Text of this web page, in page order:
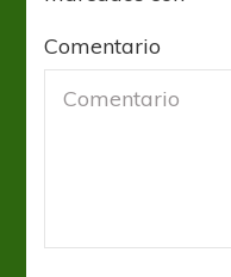
Comentario